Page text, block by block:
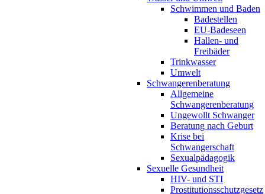
Schwimmen und Baden
Badestellen
EU-Badeseen
Hallen- und
Freibäder
Trinkwasser
Umwelt
Schwangerenberatung
Allgemeine
Schwangerenberatung
Ungewollt Schwanger
Beratung nach Geburt
Krise bei
Schwangerschaft
Sexualpädagogik
Sexuelle Gesundheit
HIV- und STI
Prostitutionsschutzgesetz